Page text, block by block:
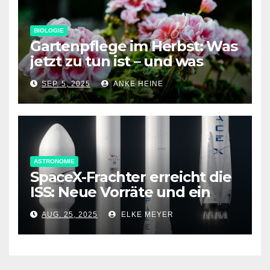
BIOLOGIE
Gartenpflege im Herbst: Was
jetzt zu tun ist – und was
nicht
SEP. 5, 2025 ANKE HEINE
ASTRONOMIE
SpaceX-Frachter erreicht die
ISS: Neue Vorräte und ein
spezielles Antriebsmodul an
Bord
AUG. 25, 2025 ELKE MEYER